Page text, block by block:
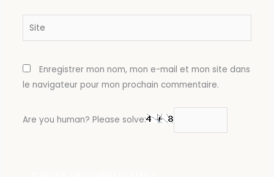
Site
Enregistrer mon nom, mon e-mail et mon site dans
le navigateur pour mon prochain commentaire.
Are you human? Please solve: